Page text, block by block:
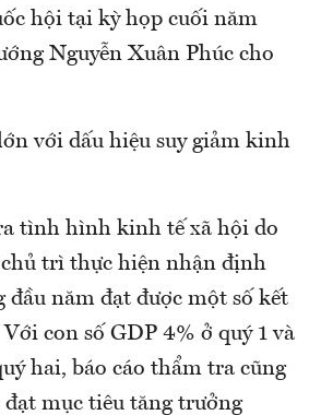
hội tại kỳ họp cuối năm
Nguyễn Xuân Phúc cho
với dấu hiệu suy giảm kinh
tình hình kinh tế xã hội do
trì thực hiện nhận định
năm đạt được một số kết
con số GDP 4% ở quý 1 và
hai, báo cáo thẩm tra cũng
đạt mục tiêu tăng trưởng